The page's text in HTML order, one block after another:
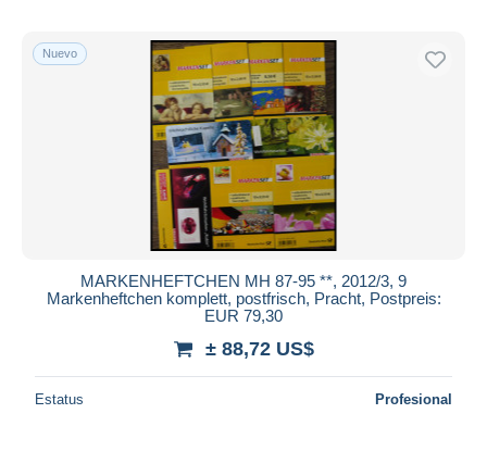
Nuevo
MARKENHEFTCHEN MH 87-95 **, 2012/3, 9
Markenheftchen komplett, postfrisch, Pracht, Postpreis:
EUR 79,30
± 88,72 US$
Estatus Profesional